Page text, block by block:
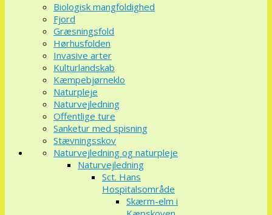
Biologisk mangfoldighed
Fjord
Græsningsfold
Hørhusfolden
Invasive arter
Kulturlandskab
Kæmpebjørneklo
Naturpleje
Naturvejledning
Offentlige ture
Sanketur med spisning
Stævningsskov
Naturvejledning og naturpleje
Naturvejledning
Sct. Hans
Hospitalsområde
Skærm-elm i